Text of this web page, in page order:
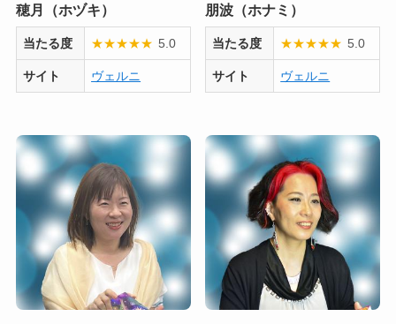
穂月（ホヅキ）
当たる度 ★★★★★ 5.0
サイト ヴェルニ
朋波（ホナミ）
当たる度 ★★★★★ 5.0
サイト ヴェルニ